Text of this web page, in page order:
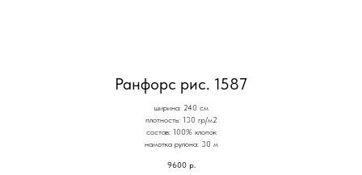
Ранфорс рис. 1587
ширина: 240 см
плотность: 130 гр/м2
состав: 100% хлопок
намотка рулона: 30 м
9600 р.